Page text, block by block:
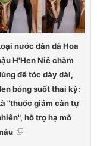
nước dân dã Hoa
H'Hen Niê chăm
để tóc dày dài,
bóng suốt thai kỳ:
"thuốc giảm cân tự
hỗ trợ hạ mỡ